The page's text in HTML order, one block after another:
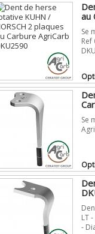
au
Se
Ref
Se
LT
-